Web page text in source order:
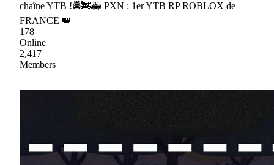
chaîne YTB !🚔🚒🚑 PXN : 1er YTB RP ROBLOX de
FRANCE 👑
178
Online
2,417
Members